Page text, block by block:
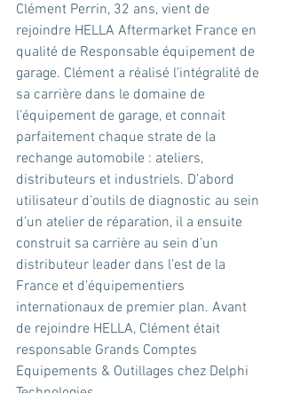
Clément Perrin, 32 ans, vient de
rejoindre HELLA Aftermarket France en
qualité de Responsable équipement de
garage. Clément a réalisé l’intégralité de
sa carrière dans le domaine de
l’équipement de garage, et connait
parfaitement chaque strate de la
rechange automobile : ateliers,
distributeurs et industriels. D’abord
utilisateur d’outils de diagnostic au sein
d’un atelier de réparation, il a ensuite
construit sa carrière au sein d’un
distributeur leader dans l’est de la
France et d’équipementiers
internationaux de premier plan. Avant
de rejoindre HELLA, Clément était
responsable Grands Comptes
Equipements & Outillages chez Delphi